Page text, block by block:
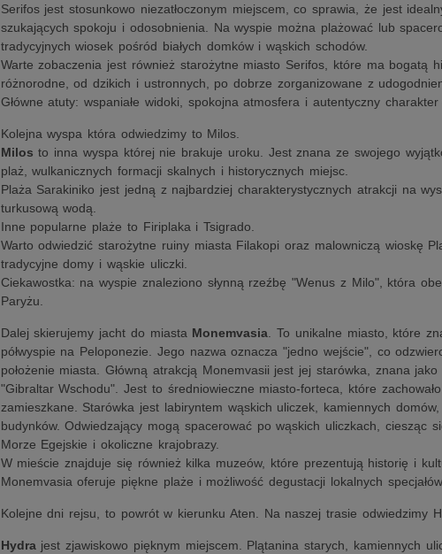
Serifos jest stosunkowo niezatłoczonym miejscem, co sprawia, że jest
szukających spokoju i odosobnienia. Na wyspie można plażować lub
tradycyjnych wiosek pośród białych domków i wąskich schodów.
Warte zobaczenia jest również starożytne miasto Serifos, które ma bogatą
różnorodne, od dzikich i ustronnych, po dobrze zorganizowane z
Główne atuty: wspaniałe widoki, spokojna atmosfera i autentyczny charakter
Kolejna wyspa która odwiedzimy to Milos.
Milos to inna wyspa której nie brakuje uroku. Jest znana ze swojego
plaż, wulkanicznych formacji skalnych i historycznych miejsc.
Plaża Sarakiniko jest jedną z najbardziej charakterystycznych atrakcji na
turkusową wodą.
Inne popularne plaże to Firiplaka i Tsigrado.
Warto odwiedzić starożytne ruiny miasta Filakopi oraz malowniczą wioskę
tradycyjne domy i wąskie uliczki.
Ciekawostka: na wyspie znaleziono słynną rzeźbę "Wenus z Milo", która
Paryżu.
Dalej skierujemy jacht do miasta Monemvasia . To unikalne miasto, które
półwyspie na Peloponezie. Jego nazwa oznacza "jedno wejście", co
położenie miasta. Główną atrakcją Monemvasii jest jej starówka, znana
"Gibraltar Wschodu". Jest to średniowieczne miasto-forteca, które
zamieszkane. Starówka jest labiryntem wąskich uliczek, kamiennych domów,
budynków. Odwiedzający mogą spacerować po wąskich uliczkach, ciesząc
Morze Egejskie i okoliczne krajobrazy.
W mieście znajduje się również kilka muzeów, które prezentują historię i
Monemvasia oferuje piękne plaże i możliwość degustacji lokalnych
Kolejne dni rejsu, to powrót w kierunku Aten. Na naszej trasie odwiedzimy
Hydrajest zjawiskowo pięknym miejscem. Plątanina starych, kamiennych